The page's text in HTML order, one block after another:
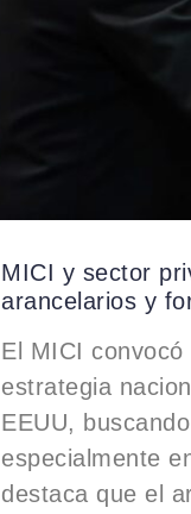
MICI y sector
arancelarios y
El MICI
estrategia
EEUU,
especialmente
destaca que el